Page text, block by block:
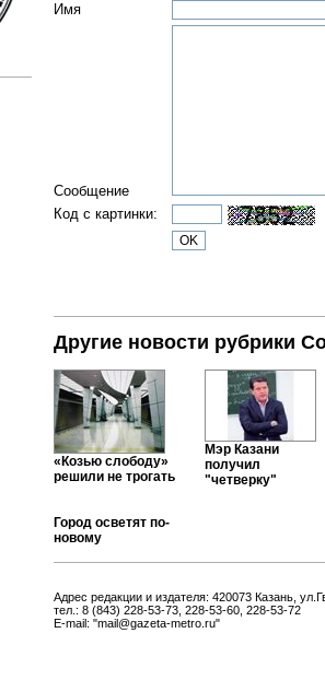
Имя
Сообщение
Код с картинки:
Другие новости рубрики
«Козью слободу»
решили не трогать
Мэр Казани
получил
"четверку"
Город осветят по-
новому
Адрес редакции и издателя: 420073 Казань,
тел.: 8 (843) 228-53-73, 228-53-60, 228-53-72
E-mail: "mail@gazeta-metro.ru"